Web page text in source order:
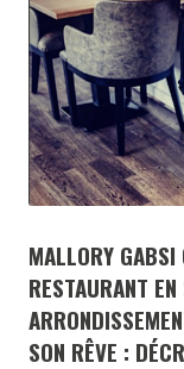
MALLORY
RESTAURANT
SON RÊVE :